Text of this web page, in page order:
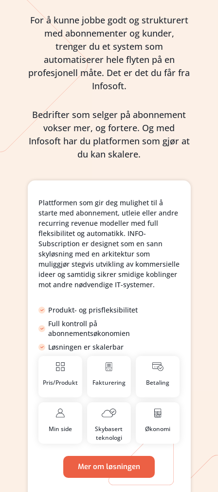
For å kunne jobbe godt og strukturert
med abonnementer og kunder,
trenger du et system som
automatiserer hele flyten på en
profesjonell måte. Det er det du får fra
Infosoft.
Bedrifter som selger på abonnement
vokser mer, og fortere. Og med
Infosoft har du platformen som gjør at
du kan skalere.
Plattformen som gir deg mulighet til å
starte med abonnement, utleie eller andre
recurring revenue modeller med full
fleksibilitet og automatikk. INFO-
Subscription er designet som en sann
skyløsning med en arkitektur som
muliggjør stegvis utvikling av kommersielle
ideer og samtidig sikrer smidige koblinger
mot andre nødvendige IT-systemer.
Produkt- og prisfleksibilitet
Full kontroll på
abonnementsøkonomien
Løsningen er skalerbar
Pris/Produkt Fakturering Betaling
Min side
Skybasert
teknologi
Økonomi
Mer om løsningen